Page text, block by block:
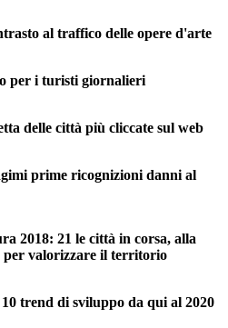
al traffico delle opere d'arte
per i turisti giornalieri
delle città più cliccate sul web
prime ricognizioni danni al
2018: 21 le città in corsa, alla
valorizzare il territorio
trend di sviluppo da qui al 2020